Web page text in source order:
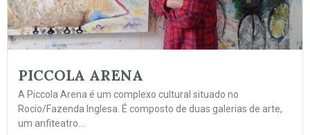
PICCOLA ARENA
A Piccola Arena é um complexo cultural situado no
Rocio/Fazenda Inglesa. É composto de duas galerias de arte,
um anfiteatro...